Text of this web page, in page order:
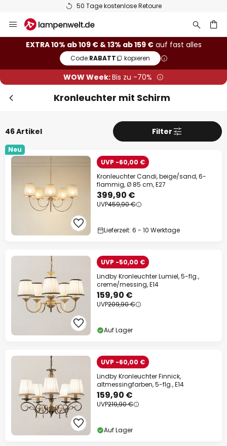
50 Tage kostenlose Retoure
Inhalt
springen
EXTRA 10% ab 109 € & 13% ab 159 €auf fast alles
Code:RABATT kopieren
WOW Week:Bis zu -70%
Kronleuchter mit Schirm
46 Artikel Filter
Neu
UVP -60,00 €
Kronleuchter Candi, beige/sand, 6-
flammig, Ø 85 cm, E27
399,90 €
UVP459,90 €
Lieferzeit: 6 - 10 Werktage
UVP -50,00 €
Lindby Kronleuchter Lumiel, 5-flg.,
creme/messing, E14
159,90 €
UVP209,90 €
Auf Lager
UVP -60,00 €
Lindby Kronleuchter Finnick,
altmessingfarben, 5-flg., E14
159,90 €
UVP219,90 €
Auf Lager
Extra-Rabatt
10% Rabattab 109 €
13% Rabattab 159 €
Jetzt einlösen
*Ausgenommene Hersteller